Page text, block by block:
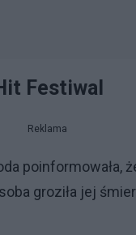
Festiwal
Reklama
poinformowała,
groziła jej